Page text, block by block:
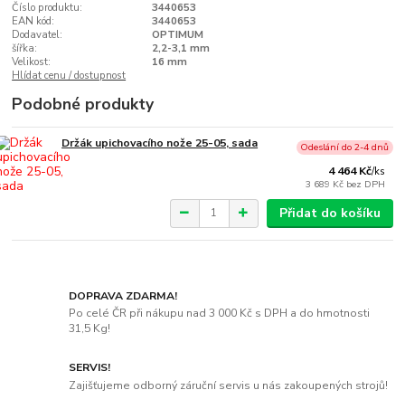
Číslo produktu:
3440653
EAN kód:
3440653
Dodavatel:
OPTIMUM
šířka:
2,2-3,1 mm
Velikost:
16 mm
Hlídat cenu / dostupnost
Podobné produkty
Držák upichovacího nože 25-05, sada
4 464 Kč/ks
3 689 Kč bez DPH
Odeslání do 2-4 dnů
Přidat do košíku
DOPRAVA ZDARMA!
Po celé ČR při nákupu nad 3 000 Kč s DPH a do hmotnosti
31,5 Kg!
SERVIS!
Zajišťujeme odborný záruční servis u nás zakoupených strojů!